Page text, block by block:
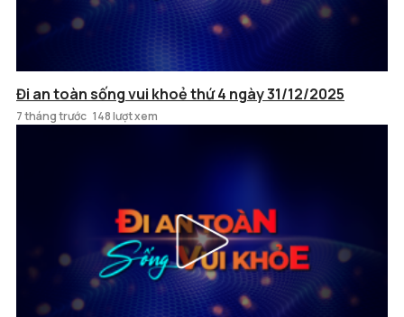
Đi an toàn sống vui khoẻ thứ 4 ngày 31/12/2025
7 tháng trước 148 lượt xem